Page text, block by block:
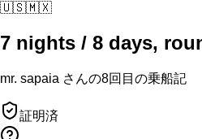
🇺🇸🇲🇽
7 nights / 8 days,
mr. sapaia さんの8回目の乗船記
証明済